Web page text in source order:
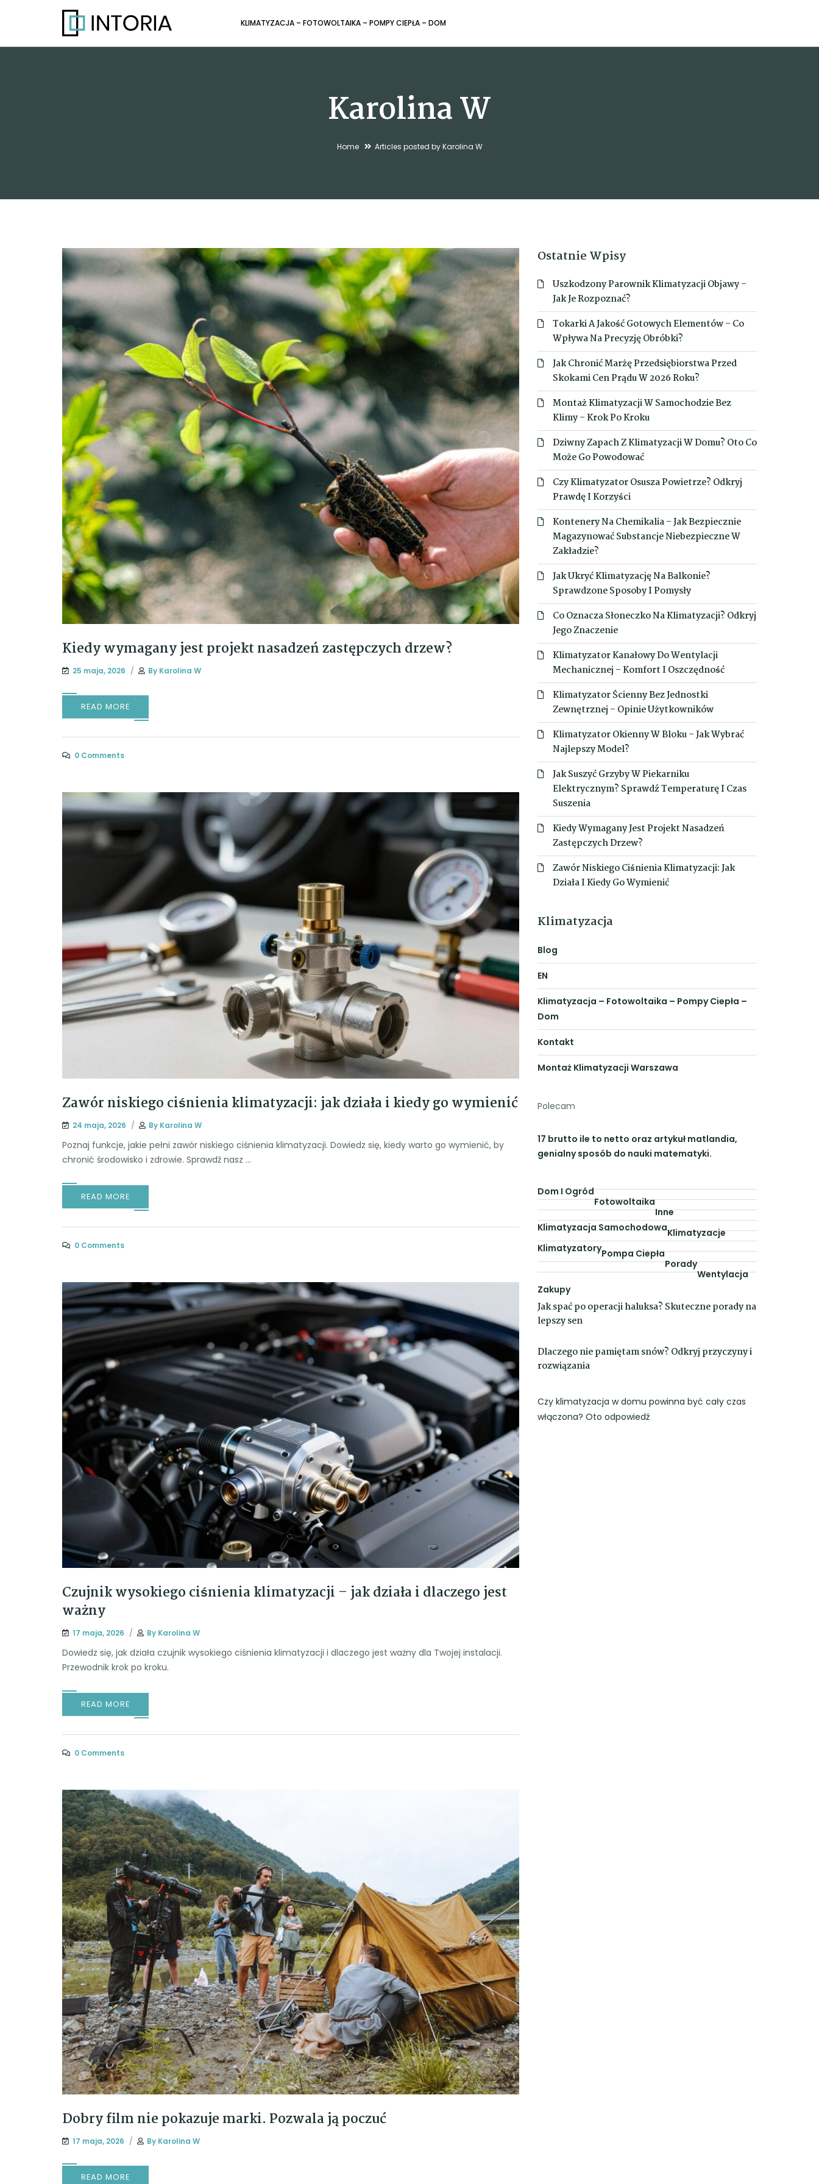
KLIMATYZACJA – FOTOWOLTAIKA – POMPY CIEPŁA – DOM
Karolina W
Home Articles posted by Karolina W
Kiedy wymagany jest projekt nasadzeń zastępczych drzew?
25 maja, 2026 By Karolina W
READ MORE
0 Comments
Zawór niskiego ciśnienia klimatyzacji: jak działa i kiedy go wymienić
24 maja, 2026 By Karolina W
Poznaj funkcje, jakie pełni zawór niskiego ciśnienia klimatyzacji. Dowiedz się, kiedy warto go wymienić, by
chronić środowisko i zdrowie. Sprawdź nasz ...
READ MORE
0 Comments
Czujnik wysokiego ciśnienia klimatyzacji – jak działa i dlaczego jest
ważny
17 maja, 2026 By Karolina W
Dowiedz się, jak działa czujnik wysokiego ciśnienia klimatyzacji i dlaczego jest ważny dla Twojej instalacji.
Przewodnik krok po kroku.
READ MORE
0 Comments
Dobry film nie pokazuje marki. Pozwala ją poczuć
17 maja, 2026 By Karolina W
READ MORE
Ostatnie Wpisy
Uszkodzony Parownik Klimatyzacji Objawy –
Jak Je Rozpoznać?
Tokarki A Jakość Gotowych Elementów – Co
Wpływa Na Precyzję Obróbki?
Jak Chronić Marżę Przedsiębiorstwa Przed
Skokami Cen Prądu W 2026 Roku?
Montaż Klimatyzacji W Samochodzie Bez
Klimy – Krok Po Kroku
Dziwny Zapach Z Klimatyzacji W Domu? Oto Co
Może Go Powodować
Czy Klimatyzator Osusza Powietrze? Odkryj
Prawdę I Korzyści
Kontenery Na Chemikalia – Jak Bezpiecznie
Magazynować Substancje Niebezpieczne W
Zakładzie?
Jak Ukryć Klimatyzację Na Balkonie?
Sprawdzone Sposoby I Pomysły
Co Oznacza Słoneczko Na Klimatyzacji? Odkryj
Jego Znaczenie
Klimatyzator Kanałowy Do Wentylacji
Mechanicznej – Komfort I Oszczędność
Klimatyzator Ścienny Bez Jednostki
Zewnętrznej – Opinie Użytkowników
Klimatyzator Okienny W Bloku – Jak Wybrać
Najlepszy Model?
Jak Suszyć Grzyby W Piekarniku
Elektrycznym? Sprawdź Temperaturę I Czas
Suszenia
Kiedy Wymagany Jest Projekt Nasadzeń
Zastępczych Drzew?
Zawór Niskiego Ciśnienia Klimatyzacji: Jak
Działa I Kiedy Go Wymienić
Klimatyzacja
Blog
EN
Klimatyzacja – Fotowoltaika – Pompy Ciepła –
Dom
Kontakt
Montaż Klimatyzacji Warszawa
Polecam
17 brutto ile to netto oraz artykuł matlandia,
genialny sposób do nauki matematyki.
Dom I Ogród
Fotowoltaika
Inne
Klimatyzacja SamochodowaKlimatyzacje
KlimatyzatoryPompa Ciepła
Porady
Wentylacja
Zakupy
Jak spać po operacji haluksa? Skuteczne porady na
lepszy sen
Dlaczego nie pamiętam snów? Odkryj przyczyny i
rozwiązania
Czy klimatyzacja w domu powinna być cały czas
włączona? Oto odpowiedź